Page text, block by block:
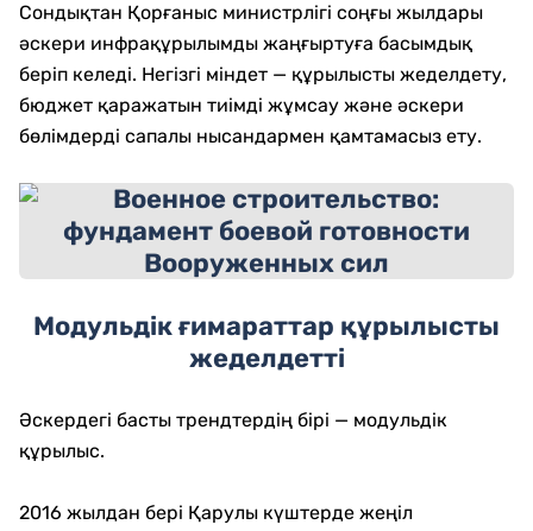
Сондықтан Қорғаныс министрлігі соңғы жылдары
әскери инфрақұрылымды жаңғыртуға басымдық
беріп келеді. Негізгі міндет — құрылысты жеделдету,
бюджет қаражатын тиімді жұмсау және әскери
бөлімдерді сапалы нысандармен қамтамасыз ету.
Модульдік ғимараттар құрылысты
жеделдетті
Әскердегі басты трендтердің бірі — модульдік
құрылыс.
2016 жылдан бері Қарулы күштерде жеңіл